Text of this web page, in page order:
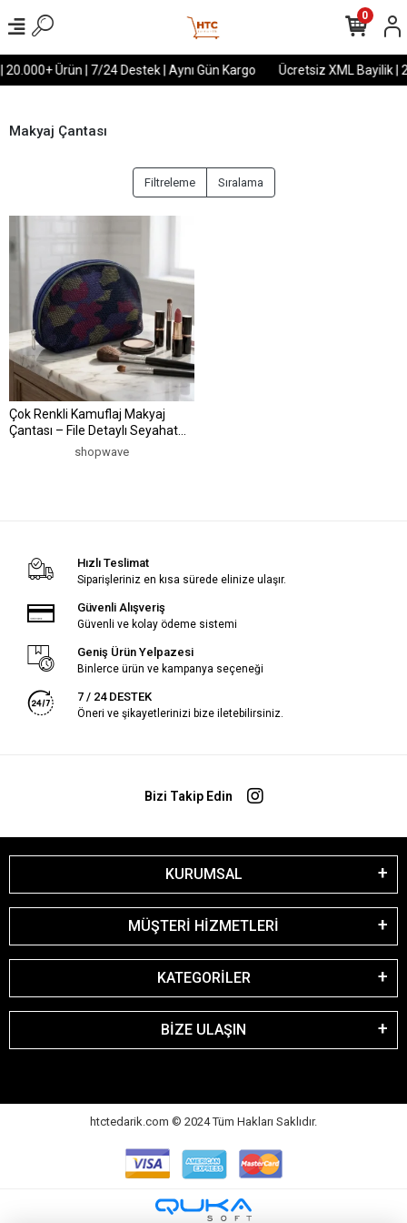
Ürün | 7/24 Destek | Aynı Gün Kargo Ücretsiz XML Bayilik |
0
Makyaj Çantası
Filtreleme Sıralama
Çok Renkli Kamuflaj Makyaj
Çantası – File Detaylı Seyahat
Tipi Kozmetik Organizer El
shopwave
Hızlı Teslimat
Siparişleriniz en kısa sürede elinize ulaşır.
Güvenli Alışveriş
Güvenli ve kolay ödeme sistemi
Geniş Ürün Yelpazesi
Binlerce ürün ve kampanya seçeneği
7 / 24 DESTEK
Öneri ve şikayetlerinizi bize iletebilirsiniz.
Bizi Takip Edin
KURUMSAL
MÜŞTERİ HİZMETLERİ
KATEGORİLER
BİZE ULAŞIN
htctedarik.com © 2024 Tüm Hakları Saklıdır.